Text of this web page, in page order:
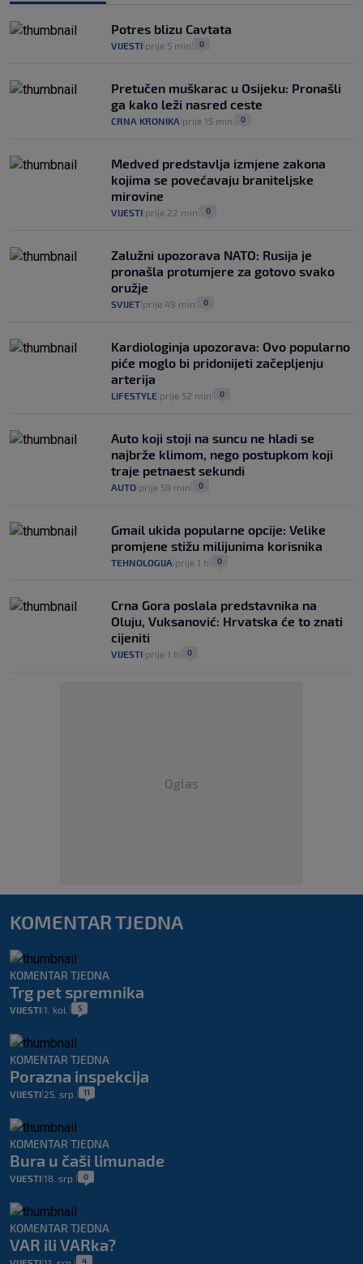
Potres blizu Cavtata
VIJESTI prije 5 min 0
Pretučen muškarac u Osijeku: Pronašli
ga kako leži nasred ceste
CRNA KRONIKA prije 15 min 0
Medved predstavlja izmjene zakona
kojima se povećavaju braniteljske
mirovine
VIJESTI prije 22 min 0
Zalužni upozorava NATO: Rusija je
pronašla protumjere za gotovo svako
oružje
SVIJET prije 49 min 0
Kardiologinja upozorava: Ovo popularno
piće moglo bi pridonijeti začepljenju
arterija
LIFESTYLE prije 52 min 0
Auto koji stoji na suncu ne hladi se
najbrže klimom, nego postupkom koji
traje petnaest sekundi
AUTO prije 59 min 0
Gmail ukida popularne opcije: Velike
promjene stižu milijunima korisnika
TEHNOLOGIJA prije 1 h 0
Crna Gora poslala predstavnika na
Oluju, Vuksanović: Hrvatska će to znati
cijeniti
VIJESTI prije 1 h 0
Oglas
KOMENTAR TJEDNA
KOMENTAR TJEDNA
Trg pet spremnika
VIJESTI 1. kol. 5
KOMENTAR TJEDNA
Porazna inspekcija
VIJESTI 25. srp. 11
KOMENTAR TJEDNA
Bura u čaši limunade
VIJESTI 18. srp. 0
KOMENTAR TJEDNA
VAR ili VARka?
4